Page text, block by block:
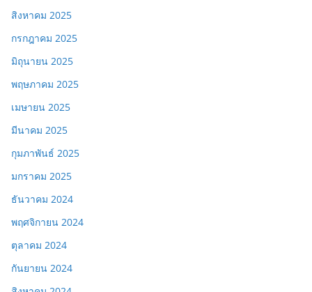
สิงหาคม 2025
กรกฎาคม 2025
มิถุนายน 2025
พฤษภาคม 2025
เมษายน 2025
มีนาคม 2025
กุมภาพันธ์ 2025
มกราคม 2025
ธันวาคม 2024
พฤศจิกายน 2024
ตุลาคม 2024
กันยายน 2024